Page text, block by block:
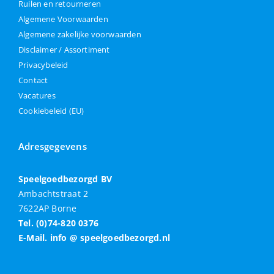
Ruilen en retourneren
Algemene Voorwaarden
Algemene zakelijke voorwaarden
Disclaimer / Assortiment
Privacybeleid
Contact
Vacatures
Cookiebeleid (EU)
Adresgegevens
Speelgoedbezorgd BV
Ambachtstraat 2
7622AP Borne
Tel. (0)74-820 0376
E-Mail. info @ speelgoedbezorgd.nl